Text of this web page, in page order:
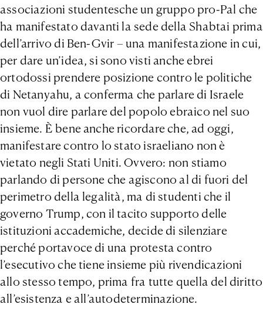
associazioni studentesche un gruppo pro-Pal che
ha manifestato davanti la sede della Shabtai prima
dell’arrivo di Ben-Gvir – una manifestazione in cui,
per dare un’idea, si sono visti anche ebrei
ortodossi prendere posizione contro le politiche
di Netanyahu, a conferma che parlare di Israele
non vuol dire parlare del popolo ebraico nel suo
insieme. È bene anche ricordare che, ad oggi,
manifestare contro lo stato israeliano non è
vietato negli Stati Uniti. Ovvero: non stiamo
parlando di persone che agiscono al di fuori del
perimetro della legalità, ma di studenti che il
governo Trump, con il tacito supporto delle
istituzioni accademiche, decide di silenziare
perché portavoce di una protesta contro
l’esecutivo che tiene insieme più rivendicazioni
allo stesso tempo, prima fra tutte quella del diritto
all’esistenza e all’autodeterminazione.